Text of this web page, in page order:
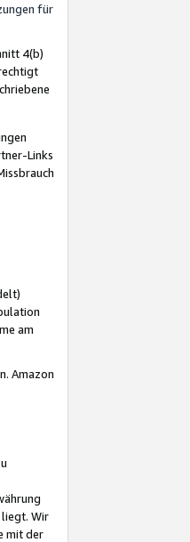
für
4(b)
Links
am
Amazon
liegt. Wir
mit der